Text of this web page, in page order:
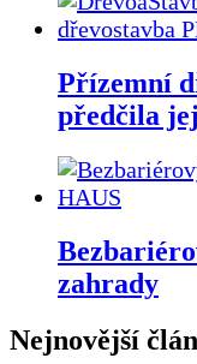
Přízemní
předčila
zahrady
Nejnovější